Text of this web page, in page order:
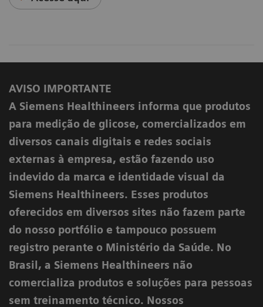
AVISO IMPORTANTE
A Siemens Healthineers informa que produtos
para medição de glicose, comercializados em
diversos canais digitais e redes sociais
externas à empresa, estão fazendo uso
indevido da marca e identidade visual da
Siemens Healthineers. Esses produtos
oferecidos em diversos sites não fazem parte
do nosso portfólio e tampouco possuem
registro perante o Ministério da Saúde. No
Brasil, a Siemens Healthineers não
comercializa produtos e soluções para pessoas
sem treinamento técnico. Nossos